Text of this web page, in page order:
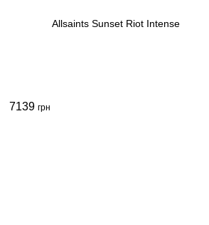
Allsaints Sunset Riot Intense
7139 грн